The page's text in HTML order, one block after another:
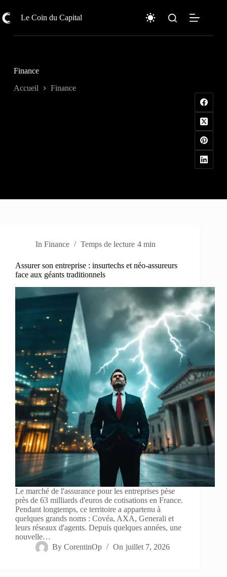
au
contenu
Le Coin du Capital
Finance
Accueil Finance
In Finance Temps de lecture 4 min
Assurer son entreprise : insurtechs et néo-assureurs
face aux géants traditionnels
Le marché de l'assurance pour les entreprises pèse
près de 63 milliards d'euros de cotisations en France.
Pendant longtemps, ce territoire a appartenu à
quelques grands noms : Covéa, AXA, Generali et
leurs réseaux d'agents. Depuis quelques années, une
nouvelle…
By CorentinOp On juillet 7, 2026